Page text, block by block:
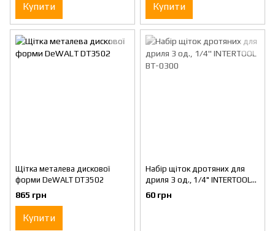
Купити Купити
Щітка металева дискової
форми DeWALT DT3502
865 грн
Купити
Набір щіток дротяних для
дриля 3 од., 1/4" INTERTOOL
BT-0300
60 грн